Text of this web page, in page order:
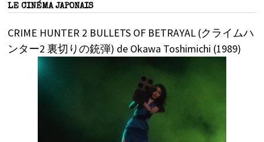
LE CINÉMA JAPONAIS
CRIME HUNTER 2 BULLETS OF BETRAYAL (クライムハ
ンター2 裏切りの銃弾) de Okawa Toshimichi (1989)